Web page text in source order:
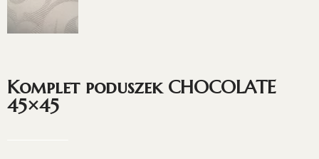
Komplet poduszek CHOCOLATE
45×45